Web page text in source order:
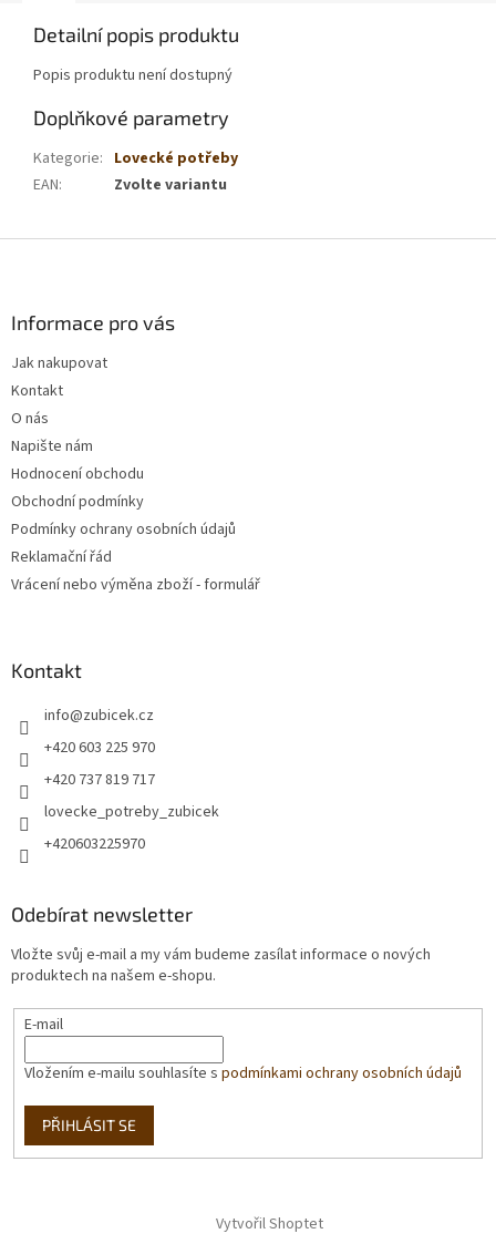
Detailní popis produktu
Popis produktu není dostupný
Doplňkové parametry
Kategorie: Lovecké potřeby
EAN: Zvolte variantu
Informace pro vás
Jak nakupovat
Kontakt
O nás
Napište nám
Hodnocení obchodu
Obchodní podmínky
Podmínky ochrany osobních údajů
Reklamační řád
Vrácení nebo výměna zboží - formulář
Kontakt
info@zubicek.cz
+420 603 225 970
+420 737 819 717
lovecke_potreby_zubicek
+420603225970
Odebírat newsletter
Vložte svůj e-mail a my vám budeme zasílat informace o nových
produktech na našem e-shopu.
E-mail
Vložením e-mailu souhlasíte s podmínkami ochrany osobních údajů
PŘIHLÁSIT SE
Vytvořil Shoptet